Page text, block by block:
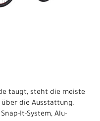
taugt, steht die meiste
über die Ausstattung.
It-System, Alu-